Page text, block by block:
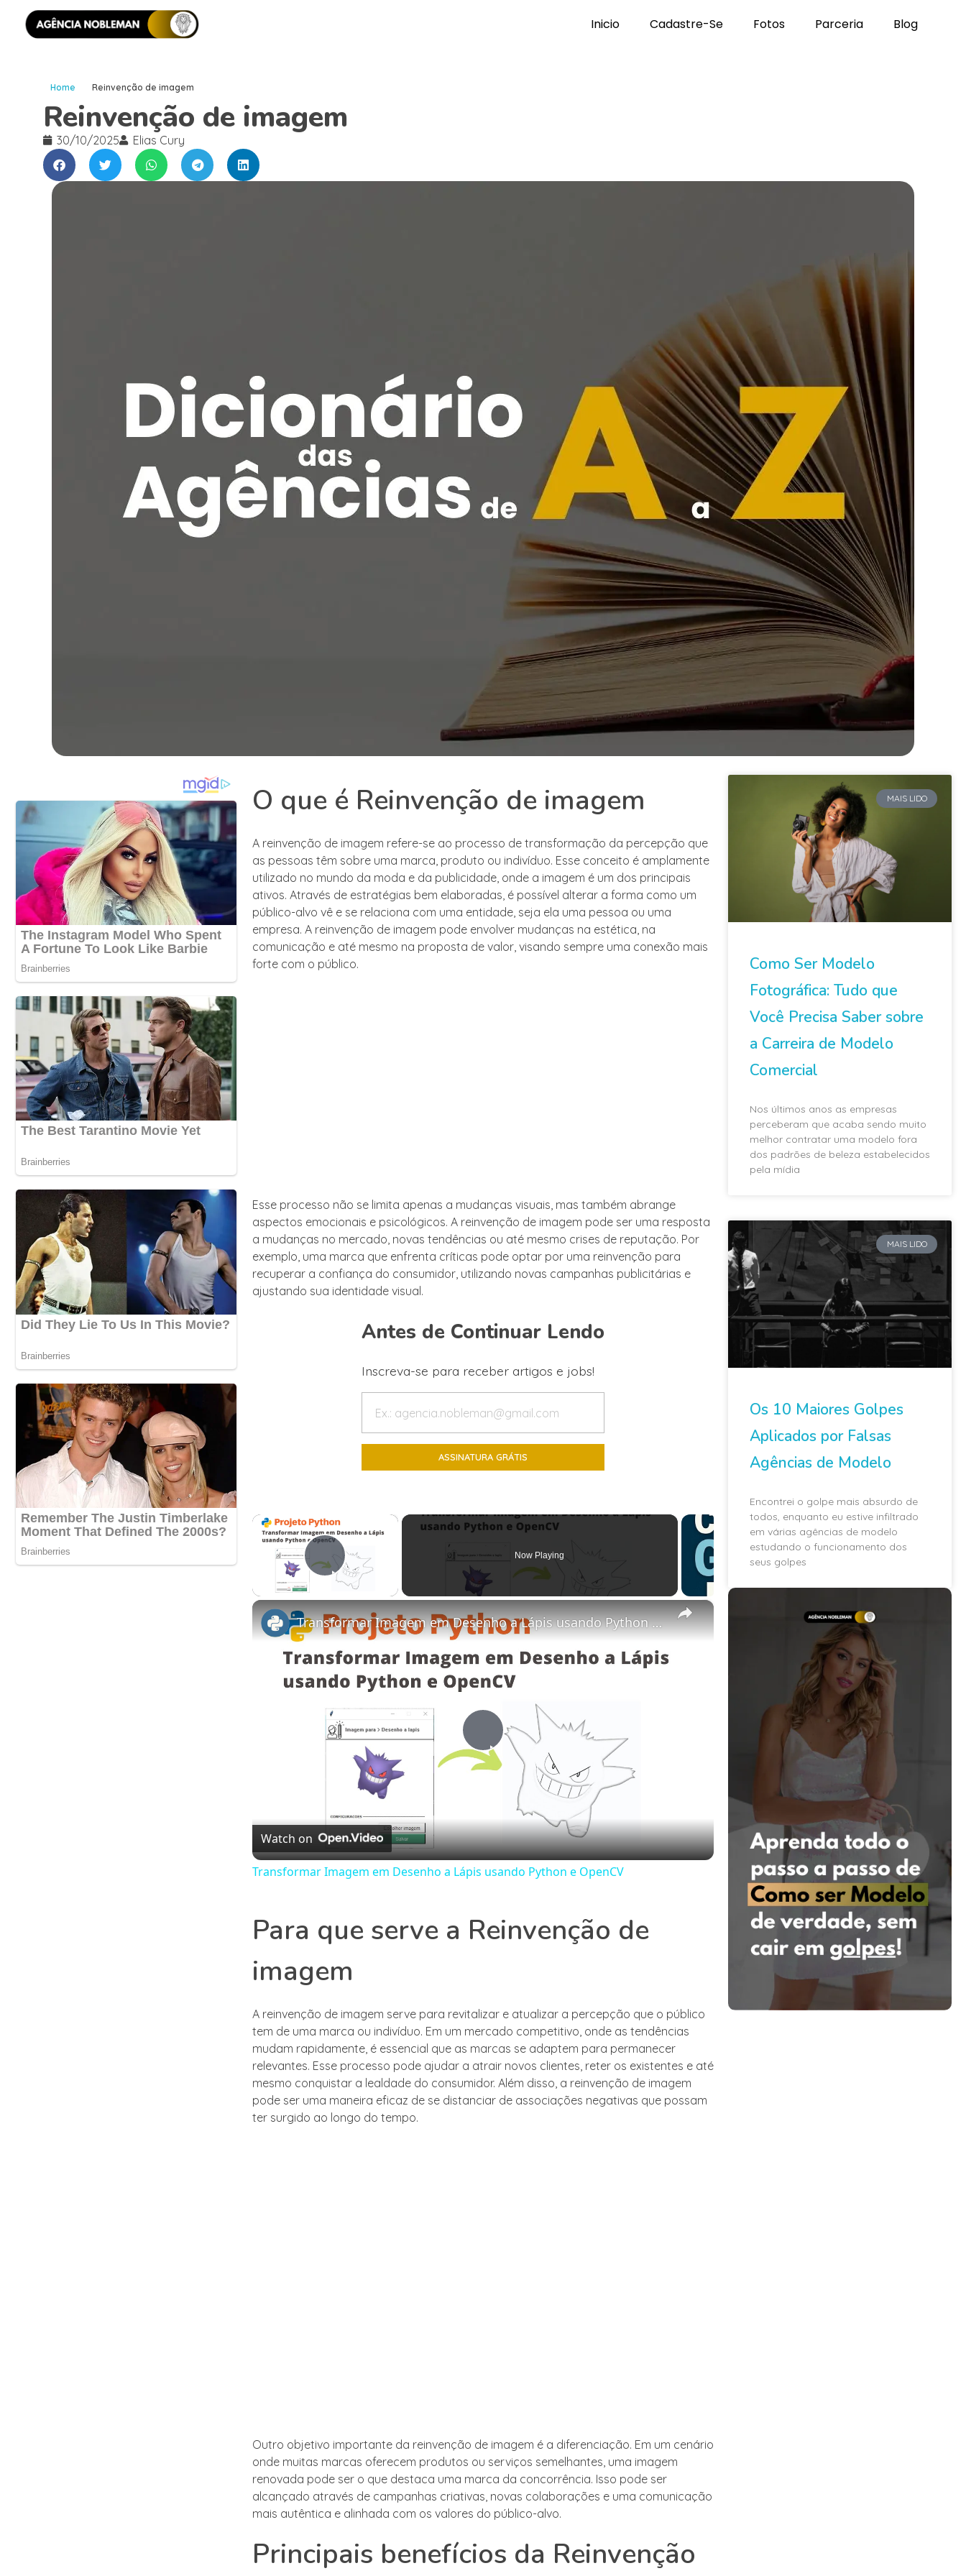
Inicio Cadastre-Se Fotos Parceria Blog
Home Reinvenção de imagem
Reinvenção de imagem
30/10/2025 Elias Cury
O que é Reinvenção de imagem
A reinvenção de imagem refere-se ao processo de transformação da percepção que
as pessoas têm sobre uma marca, produto ou indivíduo. Esse conceito é amplamente
utilizado no mundo da moda e da publicidade, onde a imagem é um dos principais
ativos. Através de estratégias bem elaboradas, é possível alterar a forma como um
público-alvo vê e se relaciona com uma entidade, seja ela uma pessoa ou uma
empresa. A reinvenção de imagem pode envolver mudanças na estética, na
comunicação e até mesmo na proposta de valor, visando sempre uma conexão mais
forte com o público.
Esse processo não se limita apenas a mudanças visuais, mas também abrange
aspectos emocionais e psicológicos. A reinvenção de imagem pode ser uma resposta
a mudanças no mercado, novas tendências ou até mesmo crises de reputação. Por
exemplo, uma marca que enfrenta críticas pode optar por uma reinvenção para
recuperar a confiança do consumidor, utilizando novas campanhas publicitárias e
ajustando sua identidade visual.
Antes de Continuar Lendo
Inscreva-se para receber artigos e jobs!
×
Play Video
Now Playing
×
Play
Video
Transformar Imagem em Desenho a Lápis usando Python e OpenCV
Watch on
Transformar Imagem em Desenho a Lápis usando Python e OpenCV
Para que serve a Reinvenção de
imagem
A reinvenção de imagem serve para revitalizar e atualizar a percepção que o público
tem de uma marca ou indivíduo. Em um mercado competitivo, onde as tendências
mudam rapidamente, é essencial que as marcas se adaptem para permanecer
relevantes. Esse processo pode ajudar a atrair novos clientes, reter os existentes e até
mesmo conquistar a lealdade do consumidor. Além disso, a reinvenção de imagem
pode ser uma maneira eficaz de se distanciar de associações negativas que possam
ter surgido ao longo do tempo.
Outro objetivo importante da reinvenção de imagem é a diferenciação. Em um cenário
onde muitas marcas oferecem produtos ou serviços semelhantes, uma imagem
renovada pode ser o que destaca uma marca da concorrência. Isso pode ser
alcançado através de campanhas criativas, novas colaborações e uma comunicação
mais autêntica e alinhada com os valores do público-alvo.
Principais benefícios da Reinvenção
MAIS LIDO
Como Ser Modelo
Fotográfica: Tudo que
Você Precisa Saber sobre
a Carreira de Modelo
Comercial
Nos últimos anos as empresas
perceberam que acaba sendo muito
melhor contratar uma modelo fora
dos padrões de beleza estabelecidos
pela mídia
MAIS LIDO
Os 10 Maiores Golpes
Aplicados por Falsas
Agências de Modelo
Encontrei o golpe mais absurdo de
todos, enquanto eu estive infiltrado
em várias agências de modelo
estudando o funcionamento dos
seus golpes